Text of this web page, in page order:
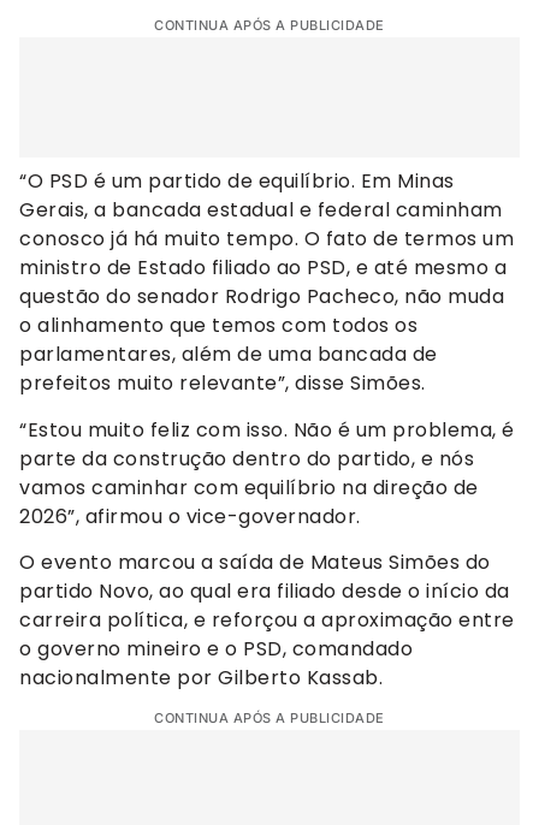
CONTINUA APÓS A PUBLICIDADE
“O PSD é um partido de equilíbrio. Em Minas
Gerais, a bancada estadual e federal caminham
conosco já há muito tempo. O fato de termos um
ministro de Estado filiado ao PSD, e até mesmo a
questão do senador Rodrigo Pacheco, não muda
o alinhamento que temos com todos os
parlamentares, além de uma bancada de
prefeitos muito relevante”, disse Simões.
“Estou muito feliz com isso. Não é um problema, é
parte da construção dentro do partido, e nós
vamos caminhar com equilíbrio na direção de
2026”, afirmou o vice-governador.
O evento marcou a saída de Mateus Simões do
partido Novo, ao qual era filiado desde o início da
carreira política, e reforçou a aproximação entre
o governo mineiro e o PSD, comandado
nacionalmente por Gilberto Kassab.
CONTINUA APÓS A PUBLICIDADE